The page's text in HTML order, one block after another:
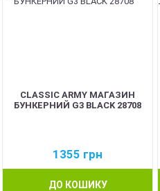
CLASSIC ARMY МАГАЗИН
БУНКЕРНИЙ G3 BLACK 28708
1355 грн
ДО КОШИКУ